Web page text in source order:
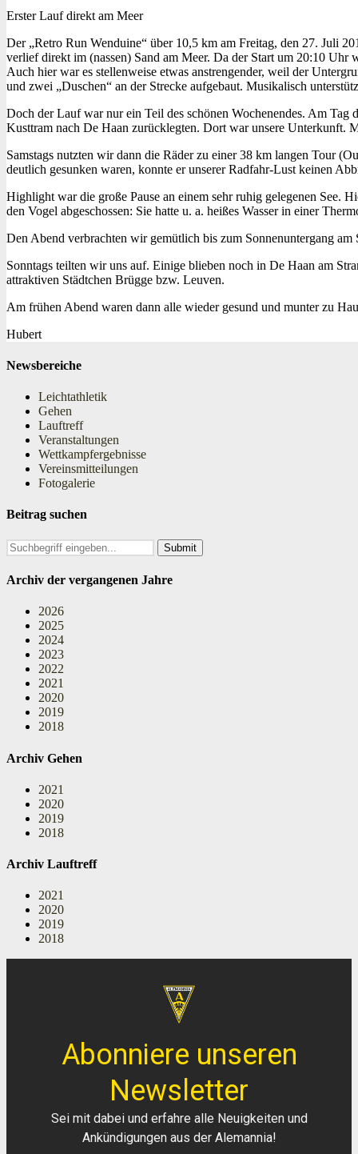
Erster Lauf direkt am Meer
Der „Retro Run Wenduine“ über 10,5 km am Freitag, den 27. Juli
verlief direkt im (nassen) Sand am Meer. Da der Start um 20:10
Auch hier war es stellenweise etwas anstrengender, weil der
und zwei „Duschen“ an der Strecke aufgebaut. Musikalisch
Doch der Lauf war nur ein Teil des schönen Wochenendes. Am
Kusttram nach De Haan zurücklegten. Dort war unsere Unterkunft.
Samstags nutzten wir dann die Räder zu einer 38 km langen Tour
deutlich gesunken waren, konnte er unserer Radfahr-Lust keinen
Highlight war die große Pause an einem sehr ruhig gelegenen See.
den Vogel abgeschossen: Sie hatte u. a. heißes Wasser in einer
Den Abend verbrachten wir gemütlich bis zum Sonnenuntergang am
Sonntags teilten wir uns auf. Einige blieben noch in De Haan am
attraktiven Städtchen Brügge bzw. Leuven.
Am frühen Abend waren dann alle wieder gesund und munter zu
Hubert
Newsbereiche
Leichtathletik
Gehen
Lauftreff
Veranstaltungen
Wettkampfergebnisse
Vereinsmitteilungen
Fotogalerie
Beitrag suchen
Search
Archiv der vergangenen Jahre
2026
2025
2024
2023
2022
2021
2020
2019
2018
Archiv Gehen
2021
2020
2019
2018
Archiv Lauftreff
2021
2020
2019
2018
Abonniere unseren
Newsletter
Sei mit dabei und erfahre alle Neuigkeiten und
Ankündigungen aus der Alemannia!